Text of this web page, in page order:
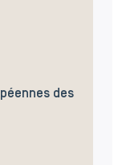
des